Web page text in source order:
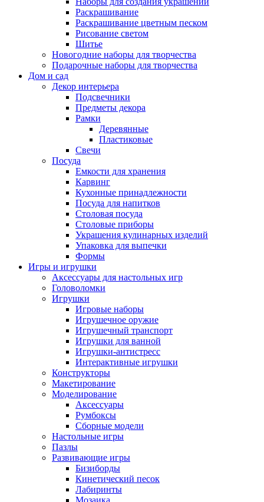
Раскрашивание
Раскрашивание цветным песком
Рисование светом
Шитье
Новогодние наборы для творчества
Подарочные наборы для творчества
Дом и сад
Декор интерьера
Подсвечники
Предметы декора
Рамки
Деревянные
Пластиковые
Свечи
Посуда
Емкости для хранения
Карвинг
Кухонные принадлежности
Посуда для напитков
Столовая посуда
Столовые приборы
Украшения кулинарных изделий
Упаковка для выпечки
Формы
Игры и игрушки
Аксессуары для настольных игр
Головоломки
Игрушки
Игровые наборы
Игрушечное оружие
Игрушечный транспорт
Игрушки для ванной
Игрушки-антистресс
Интерактивные игрушки
Конструкторы
Макетирование
Моделирование
Аксессуары
Румбоксы
Сборные модели
Настольные игры
Пазлы
Развивающие игры
Бизиборды
Кинетический песок
Лабиринты
Мозаика